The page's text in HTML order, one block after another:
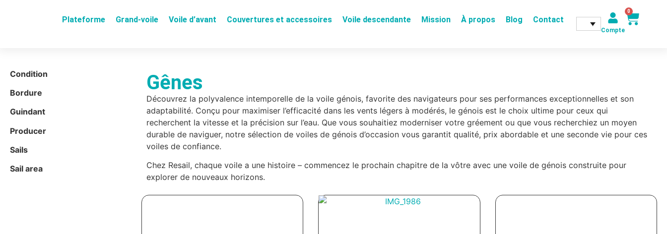
Plateforme Grand-voile Voile d’avant Couvertures et accessoires Voile descendante Mission À propos Blog Contact
Compte
0
Condition
Bordure
Guindant
Producer
Sails
Sail area
Gênes
Découvrez la polyvalence intemporelle de la voile génois, favorite des navigateurs pour ses performances exceptionnelles et son
adaptabilité. Conçu pour maximiser l’efficacité dans les vents légers à modérés, le génois est le choix ultime pour ceux qui
recherchent la vitesse et la précision sur l’eau. Que vous souhaitiez moderniser votre gréement ou que vous recherchiez un moyen
durable de naviguer, notre sélection de voiles de génois d’occasion vous garantit qualité, prix abordable et une seconde vie pour ces
voiles de confiance.
Chez Resail, chaque voile a une histoire – commencez le prochain chapitre de la vôtre avec une voile de génois construite pour
explorer de nouveaux horizons.